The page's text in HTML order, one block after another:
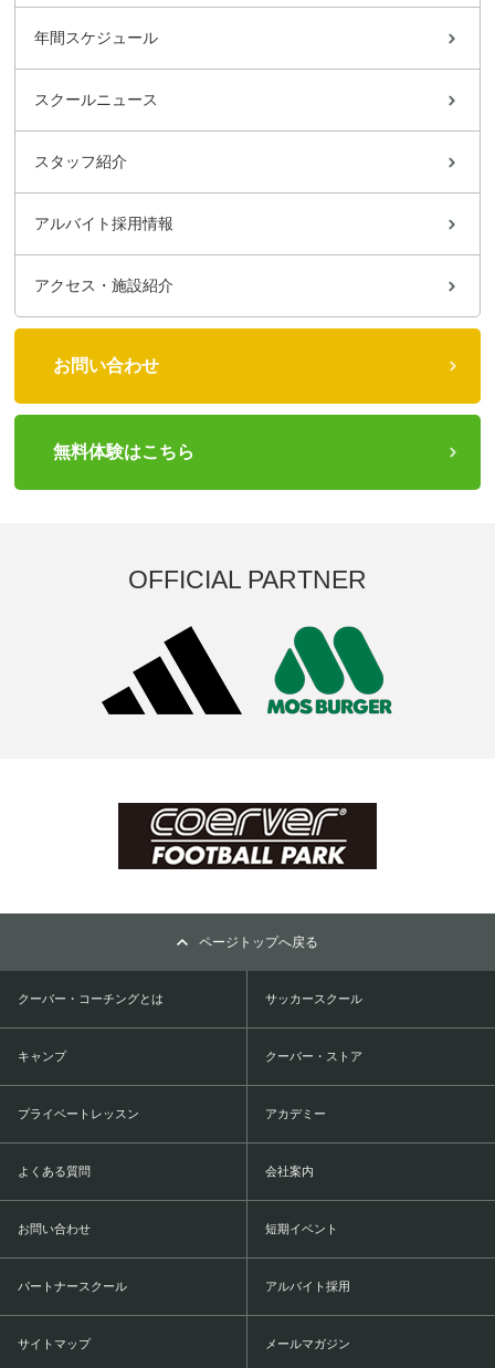
年間スケジュール
スクールニュース
スタッフ紹介
アルバイト採用情報
アクセス・施設紹介
お問い合わせ
無料体験はこちら
OFFICIAL PARTNER
ページトップへ戻る
クーバー・コーチングとは サッカースクール
キャンプ クーバー・ストア
プライベートレッスン アカデミー
よくある質問 会社案内
お問い合わせ 短期イベント
パートナースクール アルバイト採用
サイトマップ メールマガジン